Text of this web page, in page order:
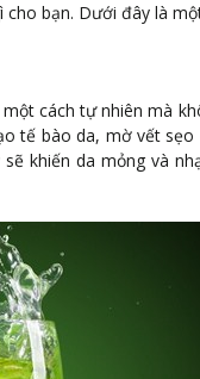
bạn. Dưới đây là
cách tự nhiên mà
tế bào da, mờ vết
khiến da mỏng và